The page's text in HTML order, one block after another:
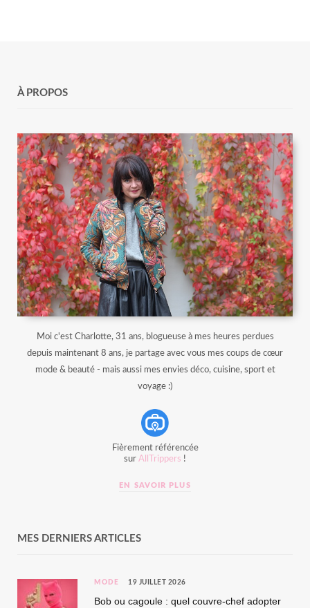
À PROPOS
Moi c'est Charlotte, 31 ans, blogueuse à mes heures perdues
depuis maintenant 8 ans, je partage avec vous mes coups de cœur
mode & beauté - mais aussi mes envies déco, cuisine, sport et
voyage :)
Fièrement référencée
sur AllTrippers !
EN SAVOIR PLUS
MES DERNIERS ARTICLES
MODE 19 JUILLET 2026
Bob ou cagoule : quel couvre-chef adopter